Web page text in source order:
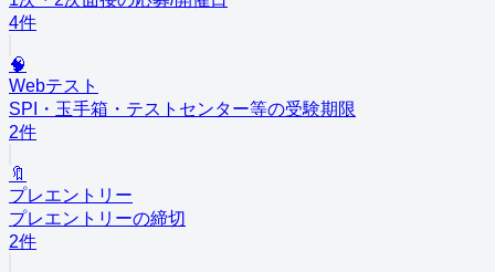
4件
🧠
Webテスト
SPI・玉手箱・テストセンター等の受験期限
2件
🔖
プレエントリー
プレエントリーの締切
2件